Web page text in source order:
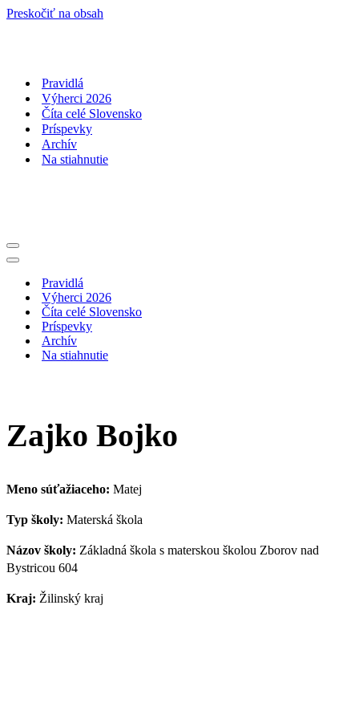
Preskočiť na obsah
Pravidlá
Výherci 2026
Číta celé Slovensko
Príspevky
Archív
Na stiahnutie
Menu
navigácie
Menu
navigáciePravidlá
Výherci 2026
Číta celé Slovensko
Príspevky
Archív
Na stiahnutie
Zajko Bojko
Meno súťažiaceho: Matej
Typ školy: Materská škola
Názov školy: Základná škola s materskou školou Zborov nad
Bystricou 604
Kraj: Žilinský kraj